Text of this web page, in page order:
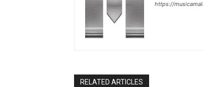
https://
RELATED ARTICLES